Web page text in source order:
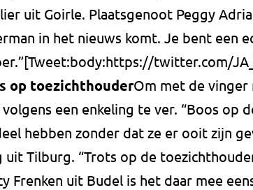
uit Goirle. Plaatsgenoot Peggy
in het nieuws komt. Je bent een
twitter.com/
op toezichthouderOm met de vinger
een enkeling te ver. “Boos op
hebben zonder dat ze er ooit zijn
uit Tilburg. “Trots op de
Frenken uit Budel is het daar mee